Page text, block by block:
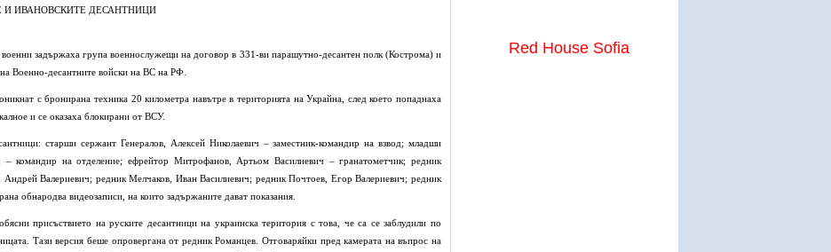
ИВАНОВСКИТЕ ДЕСАНТНИЦИ
задържаха група военнослужещи на договор в 331-ви парашутно-десантен полк (Кострома) и
Военно-десантните войски на ВС на РФ.
с бронирана техника 20 километра навътре в територията на Украйна, след което попаднаха
и се оказаха блокирани от ВСУ.
старши сержант Генералов, Алексей Николаевич – заместник-командир на взвод; младши
– командир на отделение; ефрейтор Митрофанов, Артьом Василиевич – гранатометчик; редник
Валериевич; редник Мелчаков, Иван Василиевич; редник Почтоев, Егор Валериевич; редник
обнародва видеозаписи, на които задържаните дават показания.
присъствието на руските десантници на украинска територия с това, че са се заблудили по
Тази версия беше опровергана от редник Романцев. Отговаряйки пред камерата на въпрос на
Red House Sofia